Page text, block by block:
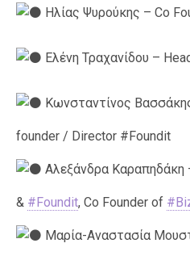
Ηλίας Ψυρούκης – Co
Ελένη Τραχανίδου –
Κωνσταντίνος
founder / Director #Foundit
Αλεξάνδρα Καραπηδάκη
& #Foundit, Co Founder of
Μαρία-Αναστασία